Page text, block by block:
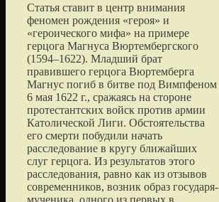
Статья ставит в центр внимания
феномен рождения «героя» и
«героического мифа» на примере
герцога Магнуса Вюртембергского
(1594–1622). Младший брат
правившего герцога Вюртемберга
Магнус погиб в битве под Вимпфеном
6 мая 1622 г., сражаясь на стороне
протестантских войск против армии
Католической Лиги. Обстоятельства
его смерти побудили начать
расследование в кругу ближайших
слуг герцога. Из результатов этого
расследования, равно как из отзывов
современников, возник образ государя-
мученика, одного из первых в